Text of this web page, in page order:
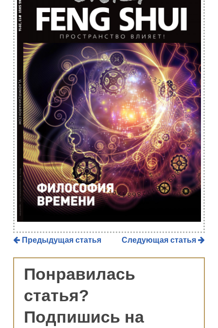
Предыдущая статья Следующая статья
Понравилась
статья?
Подпишись на